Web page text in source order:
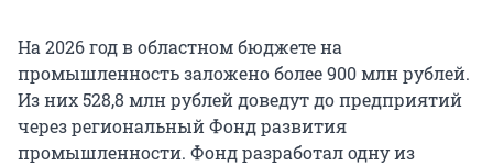
На 2026 год в областном бюджете на
промышленность заложено более 900 млн рублей.
Из них 528,8 млн рублей доведут до предприятий
через региональный Фонд развития
промышленности. Фонд разработал одну из